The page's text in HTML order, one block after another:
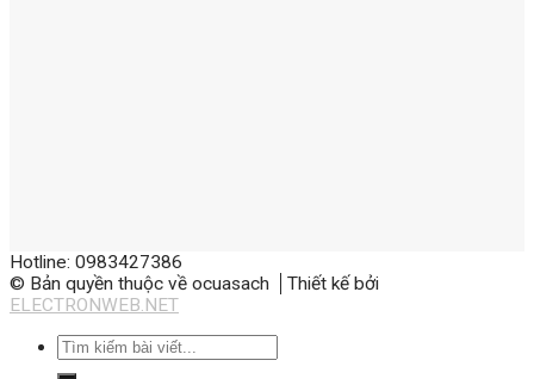
Hotline: 0983427386
© Bản quyền thuộc về ocuasach
Thiết kế bởi
ELECTRONWEB.NET